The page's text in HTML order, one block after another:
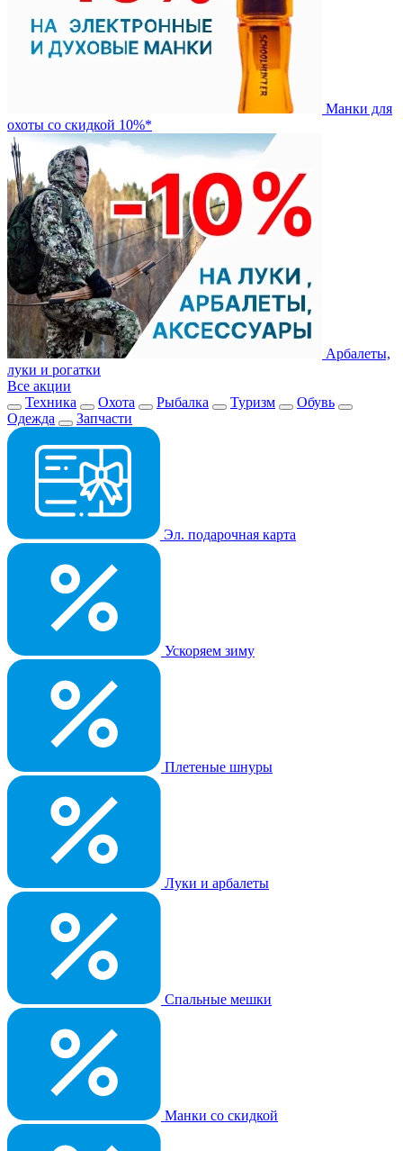
Манки для
охоты со скидкой 10%*
Арбалеты,
луки и рогатки
Все акции
Техника
Охота Рыбалка Туризм
Обувь
Одежда
Запчасти
Эл. подарочная карта
Ускоряем зиму
Плетеные шнуры
Луки и арбалеты
Спальные мешки
Манки со скидкой